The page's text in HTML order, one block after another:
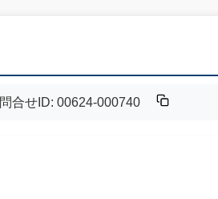
問合せID: 00624-000740